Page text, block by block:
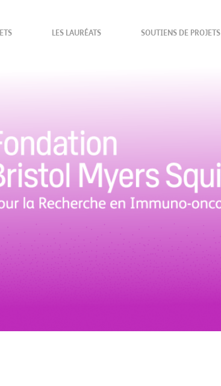
LES LAURÉATS SOUTIENS DE PROJETS